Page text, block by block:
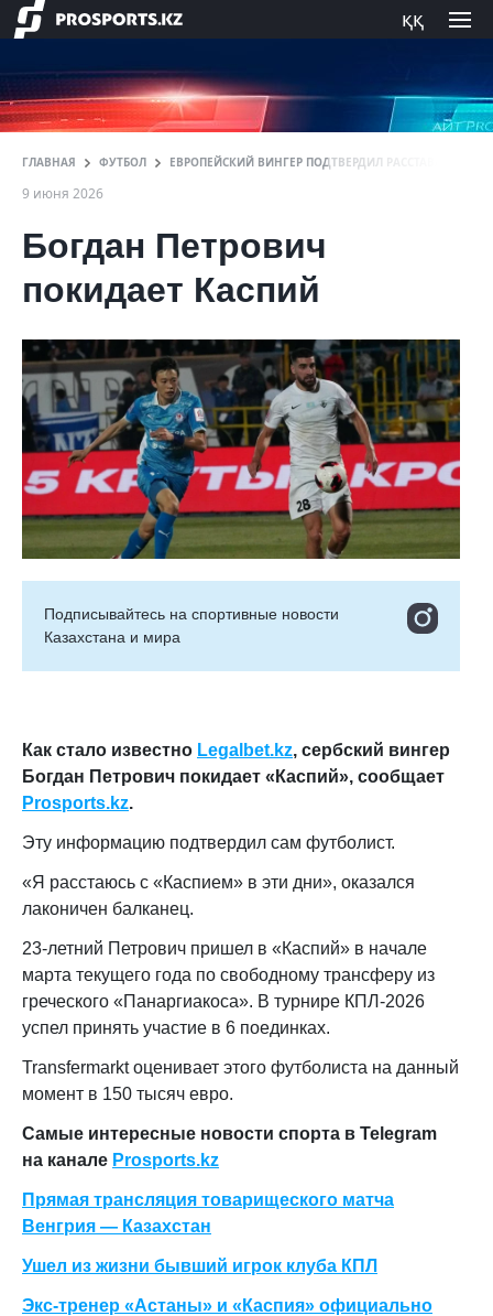
ққ
ГЛАВНАЯ ФУТБОЛ ЕВРОПЕЙСКИЙ ВИНГЕР ПОДТВЕРДИЛ РАССТАВАНИЕ С
9 июня 2026
Богдан Петрович
покидает Каспий
Подписывайтесь на cпортивные новости
Казахстана и мира
Как стало известно Legalbet.kz, сербский вингер
Богдан Петрович покидает «Каспий», сообщает
Prosports.kz.
Эту информацию подтвердил сам футболист.
«Я расстаюсь с «Каспием» в эти дни», оказался
лаконичен балканец.
23-летний Петрович пришел в «Каспий» в начале
марта текущего года по свободному трансферу из
греческого «Панаргиакоса». В турнире КПЛ-2026
успел принять участие в 6 поединках.
Transfermarkt оценивает этого футболиста на данный
момент в 150 тысяч евро.
Самые интересные новости спорта в Telegram
на канале Prosports.kz
Прямая трансляция товарищеского матча
Венгрия — Казахстан
Ушел из жизни бывший игрок клуба КПЛ
Экс-тренер «Астаны» и «Каспия» официально